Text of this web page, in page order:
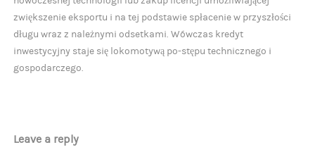
zwiększenie eksportu i na tej podstawie spłacenie w przyszłości
długu wraz z należnymi odsetkami. Wówczas kredyt
inwestycyjny staje się lokomotywą po-stępu technicznego i
gospodarczego.
Leave a reply